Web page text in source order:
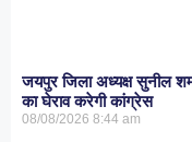
जयपुर जिला अध्यक्ष सुनील
का घेराव करेगी कांग्रेस
08/08/2026 8:44 am